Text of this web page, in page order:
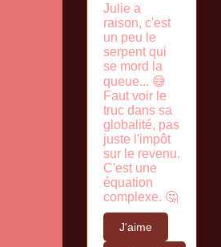
Julie a
raison, c'est
un peu le
serpent qui
se mord la
queue... 😅
Faut voir le
truc dans sa
globalité, pas
juste l'impôt
sur le revenu.
C'est une
équation
complexe. 🤔
J'aime